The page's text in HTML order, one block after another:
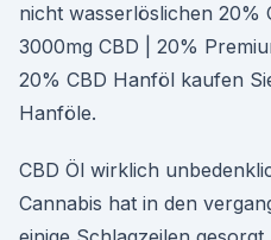
nicht wasserlöslichen 20%
3000mg CBD | 20%
20% CBD Hanföl kaufen
Hanföle.
CBD Öl wirklich
Cannabis hat in den